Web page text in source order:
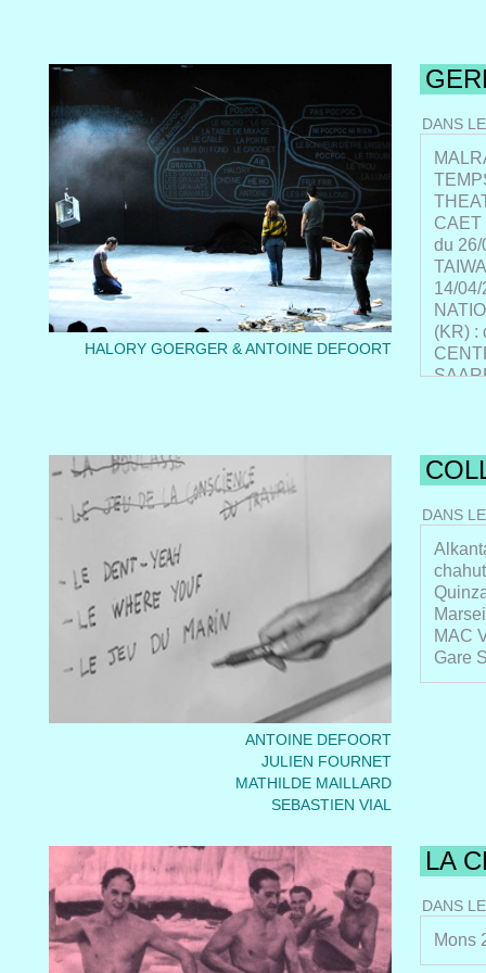
LES
HALORY GOERGER & ANTOINE DEFOORT
DANS
CAET
du 26/
14/
(KR) :
13/10/
LE
LA
POLE
26/02
usine
World
23/01/
ANTOINE DEFOORT
JULIEN FOURNET
MATHILDE MAILLARD
SEBASTIEN VIAL
DANS
MAC
Gare
LA
DANS
Mons